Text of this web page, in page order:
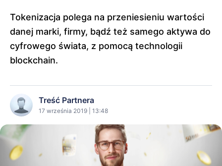
Tokenizacja polega na przeniesieniu wartości
danej marki, firmy, bądź też samego aktywa do
cyfrowego świata, z pomocą technologii
blockchain.
Treść Partnera
17 września 2019 | 13:48